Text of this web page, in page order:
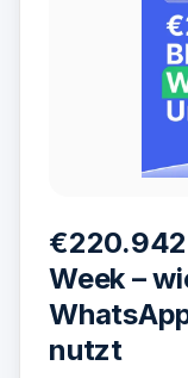
Week –
nutzt